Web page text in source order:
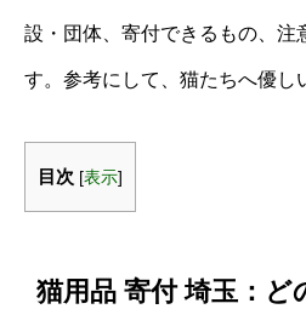
設・団体、寄付できるもの、注
す。参考にして、猫たちへ優し
目次 [表示]
猫用品 寄付 埼玉：ど